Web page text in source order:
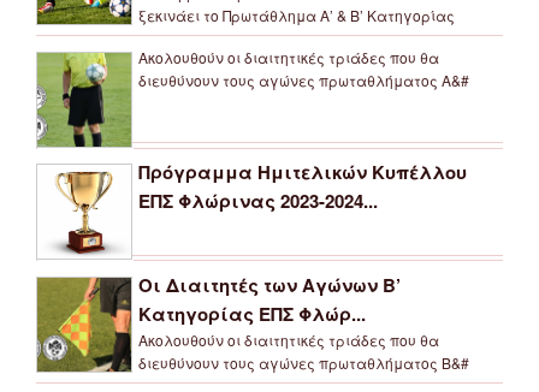
ξεκινάει το Πρωτάθλημα Α’ & Β’ Κατηγορίας
Ακολουθούν οι διαιτητικές τριάδες που θα
διευθύνουν τους αγώνες πρωταθλήματος Α&#
Πρόγραμμα Ημιτελικών Κυπέλλου
ΕΠΣ Φλώρινας 2023-2024...
Οι Διαιτητές των Αγώνων Β’
Κατηγορίας ΕΠΣ Φλώρ...
Ακολουθούν οι διαιτητικές τριάδες που θα
διευθύνουν τους αγώνες πρωταθλήματος Β&#